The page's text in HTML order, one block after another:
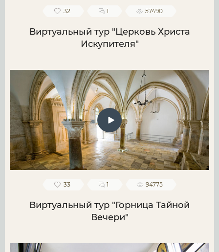
32 1 57490
Виртуальный тур "Церковь Христа
Искупителя"
33 1 94775
Виртуальный тур "Горница Тайной
Вечери"